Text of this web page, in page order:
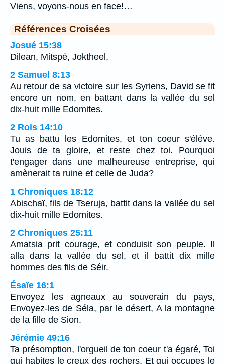
Viens, voyons-nous en face!…
Références Croisées
Josué 15:38
Dilean, Mitspé, Joktheel,
2 Samuel 8:13
Au retour de sa victoire sur les Syriens, David se fit
encore un nom, en battant dans la vallée du sel
dix-huit mille Edomites.
2 Rois 14:10
Tu as battu les Edomites, et ton coeur s'élève.
Jouis de ta gloire, et reste chez toi. Pourquoi
t'engager dans une malheureuse entreprise, qui
amènerait ta ruine et celle de Juda?
1 Chroniques 18:12
Abischaï, fils de Tseruja, battit dans la vallée du sel
dix-huit mille Edomites.
2 Chroniques 25:11
Amatsia prit courage, et conduisit son peuple. Il
alla dans la vallée du sel, et il battit dix mille
hommes des fils de Séir.
Ésaïe 16:1
Envoyez les agneaux au souverain du pays,
Envoyez-les de Séla, par le désert, A la montagne
de la fille de Sion.
Jérémie 49:16
Ta présomption, l'orgueil de ton coeur t'a égaré, Toi
qui habites le creux des rochers, Et qui occupes le